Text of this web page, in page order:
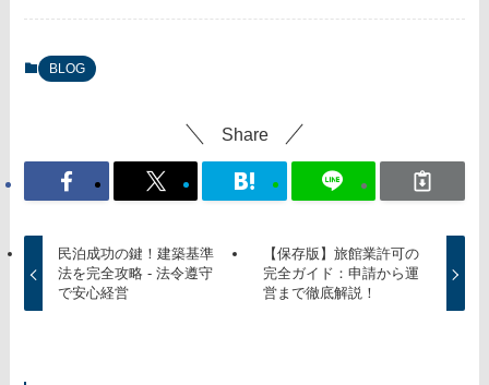
BLOG
Share
民泊成功の鍵！建築基準
法を完全攻略 - 法令遵守
で安心経営
【保存版】旅館業許可の
完全ガイド：申請から運
営まで徹底解説！